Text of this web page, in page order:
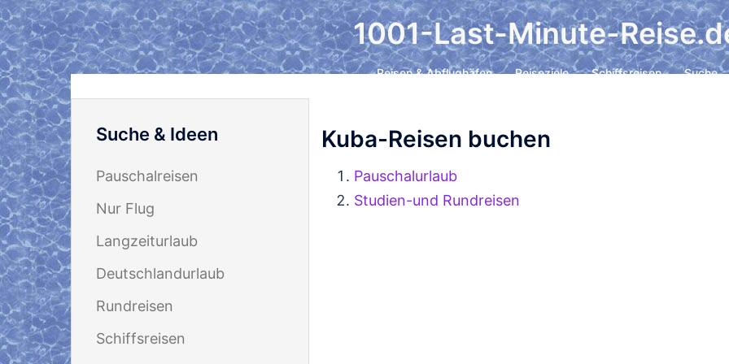
Zum
Inhalt
springen
1001-Last-Minute-
Reisen & Abflughäfen Reiseziele Schiffsreisen Suche
Kuba-Reisen buchen
Pauschalurlaub
Studien-und Rundreisen
Suche & Ideen
Pauschalreisen
Nur Flug
Langzeiturlaub
Deutschlandurlaub
Rundreisen
Schiffsreisen